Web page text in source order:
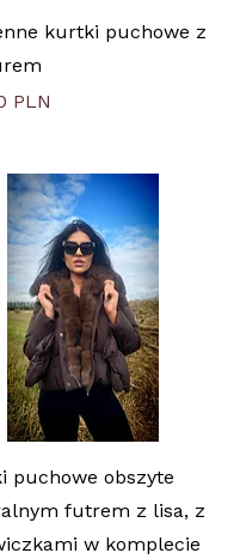
Быстрый просмотр
kurtki puchowe z
PLN
Быстрый просмотр
puchowe obszyte
futrem z lisa, z
w komplecie